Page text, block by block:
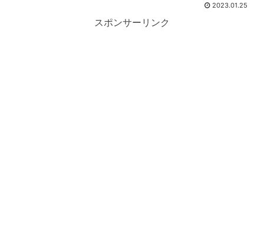
2023.01.25
スポンサーリンク